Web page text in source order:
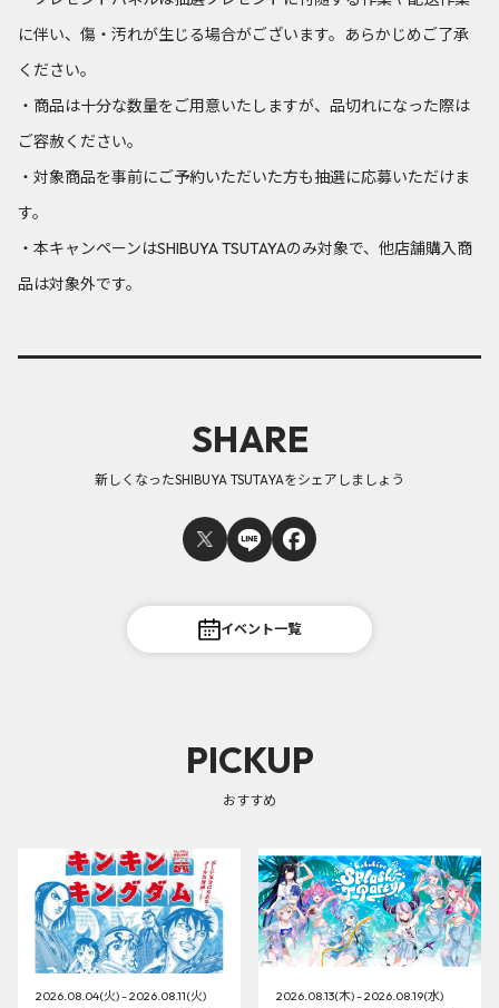
に伴い、傷・汚れが生じる場合がございます。あらかじめご了承
ください。
・商品は十分な数量をご用意いたしますが、品切れになった際は
ご容赦ください。
・対象商品を事前にご予約いただいた方も抽選に応募いただけま
す。
・本キャンペーンはSHIBUYA TSUTAYAのみ対象で、他店舗購入商
品は対象外です。
SHARE
新しくなったSHIBUYA TSUTAYAをシェアしましょう
イベント一覧
PICKUP
おすすめ
2026.08.04(火) - 2026.08.11(火) 2026.08.13(木) - 2026.08.19(水)